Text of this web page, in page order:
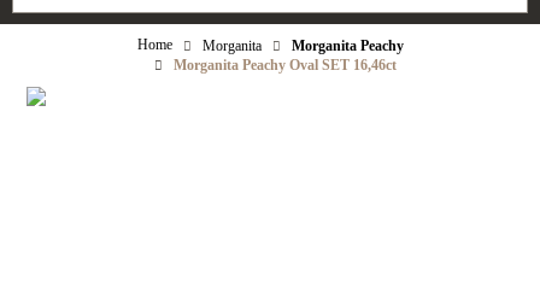
Morganita
Morganita Peachy
Morganita Peachy Oval SET 16,46ct